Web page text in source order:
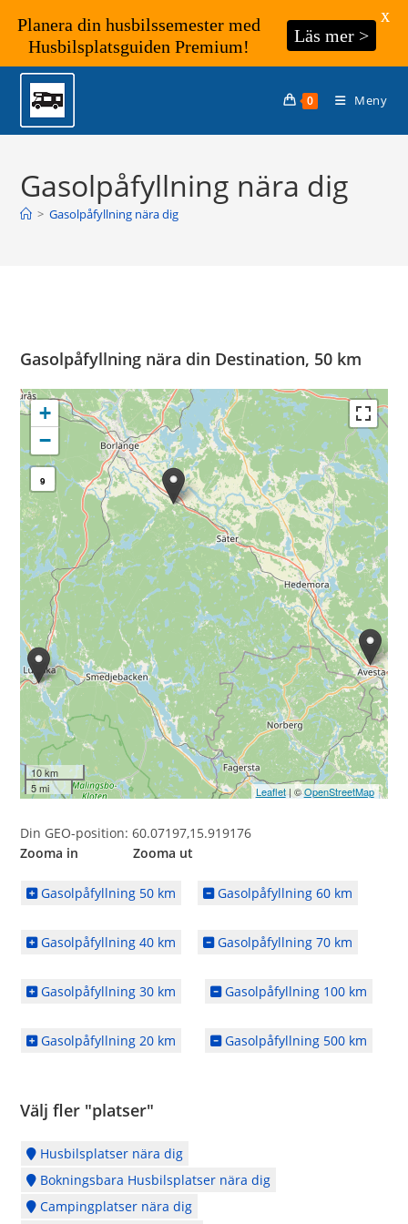
Hoppa
innehållet
0 Meny
Gasolpåfyllning nära dig
> Gasolpåfyllning nära dig
Gasolpåfyllning nära din Destination, 50 km
+
−
9
10 km
5 mi
Leaflet| ©OpenStreetMap
Din GEO-position: 60.07197,15.919176
Zooma in Zooma ut
Gasolpåfyllning 50 km Gasolpåfyllning 60 km
Gasolpåfyllning 40 km Gasolpåfyllning 70 km
Gasolpåfyllning 30 km Gasolpåfyllning 100 km
Gasolpåfyllning 20 km Gasolpåfyllning 500 km
Välj fler "platser"
Husbilsplatser nära dig
Bokningsbara Husbilsplatser nära dig
Campingplatser nära dig
Planera din husbilssemester med
Husbilsplatsguiden Premium!
Läs mer >
X